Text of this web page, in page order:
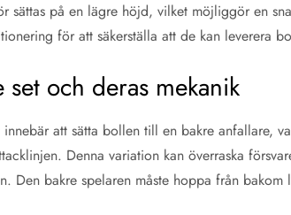
sättas på en lägre höjd, vilket möjliggör en
för att säkerställa att de kan leverera
set och deras mekanik
innebär att sätta bollen till en bakre anfallare,
Denna variation kan överraska
Den bakre spelaren måste hoppa från